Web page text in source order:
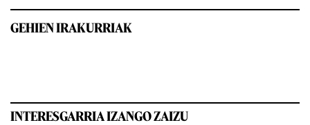
GEHIEN IRAKURRIAK
INTERESGARRIA IZANGO ZAIZU